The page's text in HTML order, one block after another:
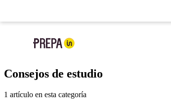
Consejos de estudio
1 artículo en esta categoría